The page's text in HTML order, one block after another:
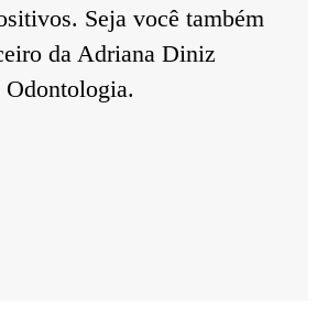
Seja você também
da Adriana Diniz
Odontologia.